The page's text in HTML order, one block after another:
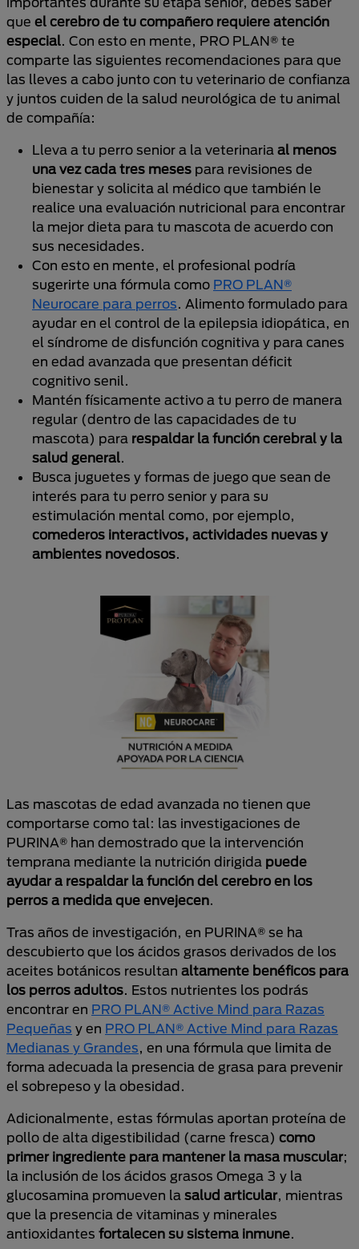
que el cerebro de tu compañero requiere atención
especial. Con esto en mente, PRO PLAN® te
comparte las siguientes recomendaciones para que
las lleves a cabo junto con tu veterinario de confianza
y juntos cuiden de la salud neurológica de tu animal
de compañía:
Lleva a tu perro senior a la veterinaria al menos
una vez cada tres meses para revisiones de
bienestar y solicita al médico que también le
realice una evaluación nutricional para encontrar
la mejor dieta para tu mascota de acuerdo con
sus necesidades.
Con esto en mente, el profesional podría
sugerirte una fórmula como PRO PLAN®
Neurocare para perros. Alimento formulado para
ayudar en el control de la epilepsia idiopática, en
el síndrome de disfunción cognitiva y para canes
en edad avanzada que presentan déficit
cognitivo senil.
Mantén físicamente activo a tu perro de manera
regular (dentro de las capacidades de tu
mascota) para respaldar la función cerebral y la
salud general.
Busca juguetes y formas de juego que sean de
interés para tu perro senior y para su
estimulación mental como, por ejemplo,
comederos interactivos, actividades nuevas y
ambientes novedosos.
Las mascotas de edad avanzada no tienen que
comportarse como tal: las investigaciones de
PURINA® han demostrado que la intervención
temprana mediante la nutrición dirigida puede
ayudar a respaldar la función del cerebro en los
perros a medida que envejecen.
Tras años de investigación, en PURINA® se ha
descubierto que los ácidos grasos derivados de los
aceites botánicos resultan altamente benéficos para
los perros adultos. Estos nutrientes los podrás
encontrar en PRO PLAN® Active Mind para Razas
Pequeñas y en PRO PLAN® Active Mind para Razas
Medianas y Grandes, en una fórmula que limita de
forma adecuada la presencia de grasa para prevenir
el sobrepeso y la obesidad.
Adicionalmente, estas fórmulas aportan proteína de
pollo de alta digestibilidad (carne fresca) como
primer ingrediente para mantener la masa muscular;
la inclusión de los ácidos grasos Omega 3 y la
glucosamina promueven la salud articular, mientras
que la presencia de vitaminas y minerales
antioxidantes fortalecen su sistema inmune.